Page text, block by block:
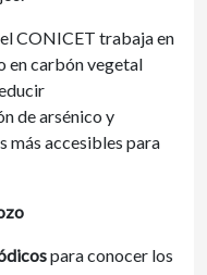
CONICET trabaja en
en carbón vegetal
de arsénico y
más accesibles para
para conocer los